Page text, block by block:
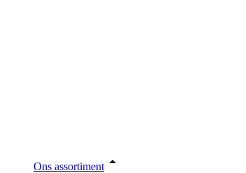
Ons assortiment